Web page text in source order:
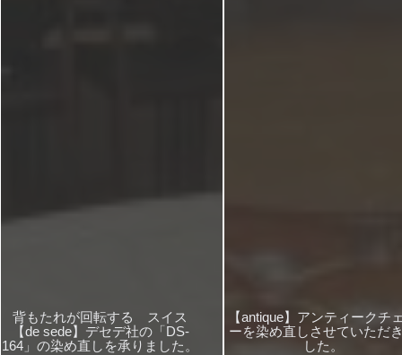
背もたれが回転する スイス
【de sede】デセデ社の「DS-
164」の染め直しを承りました。
【antique】アンティークチ
ーを染め直しさせていただ
した。